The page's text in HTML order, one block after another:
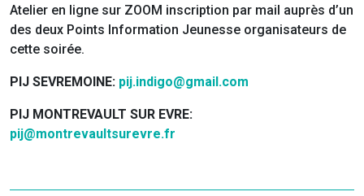
Atelier en ligne sur ZOOM inscription par mail auprès d’un
des deux Points Information Jeunesse organisateurs de
cette soirée.
PIJ SEVREMOINE: pij.indigo@gmail.com
PIJ MONTREVAULT SUR EVRE:
pij@montrevaultsurevre.fr